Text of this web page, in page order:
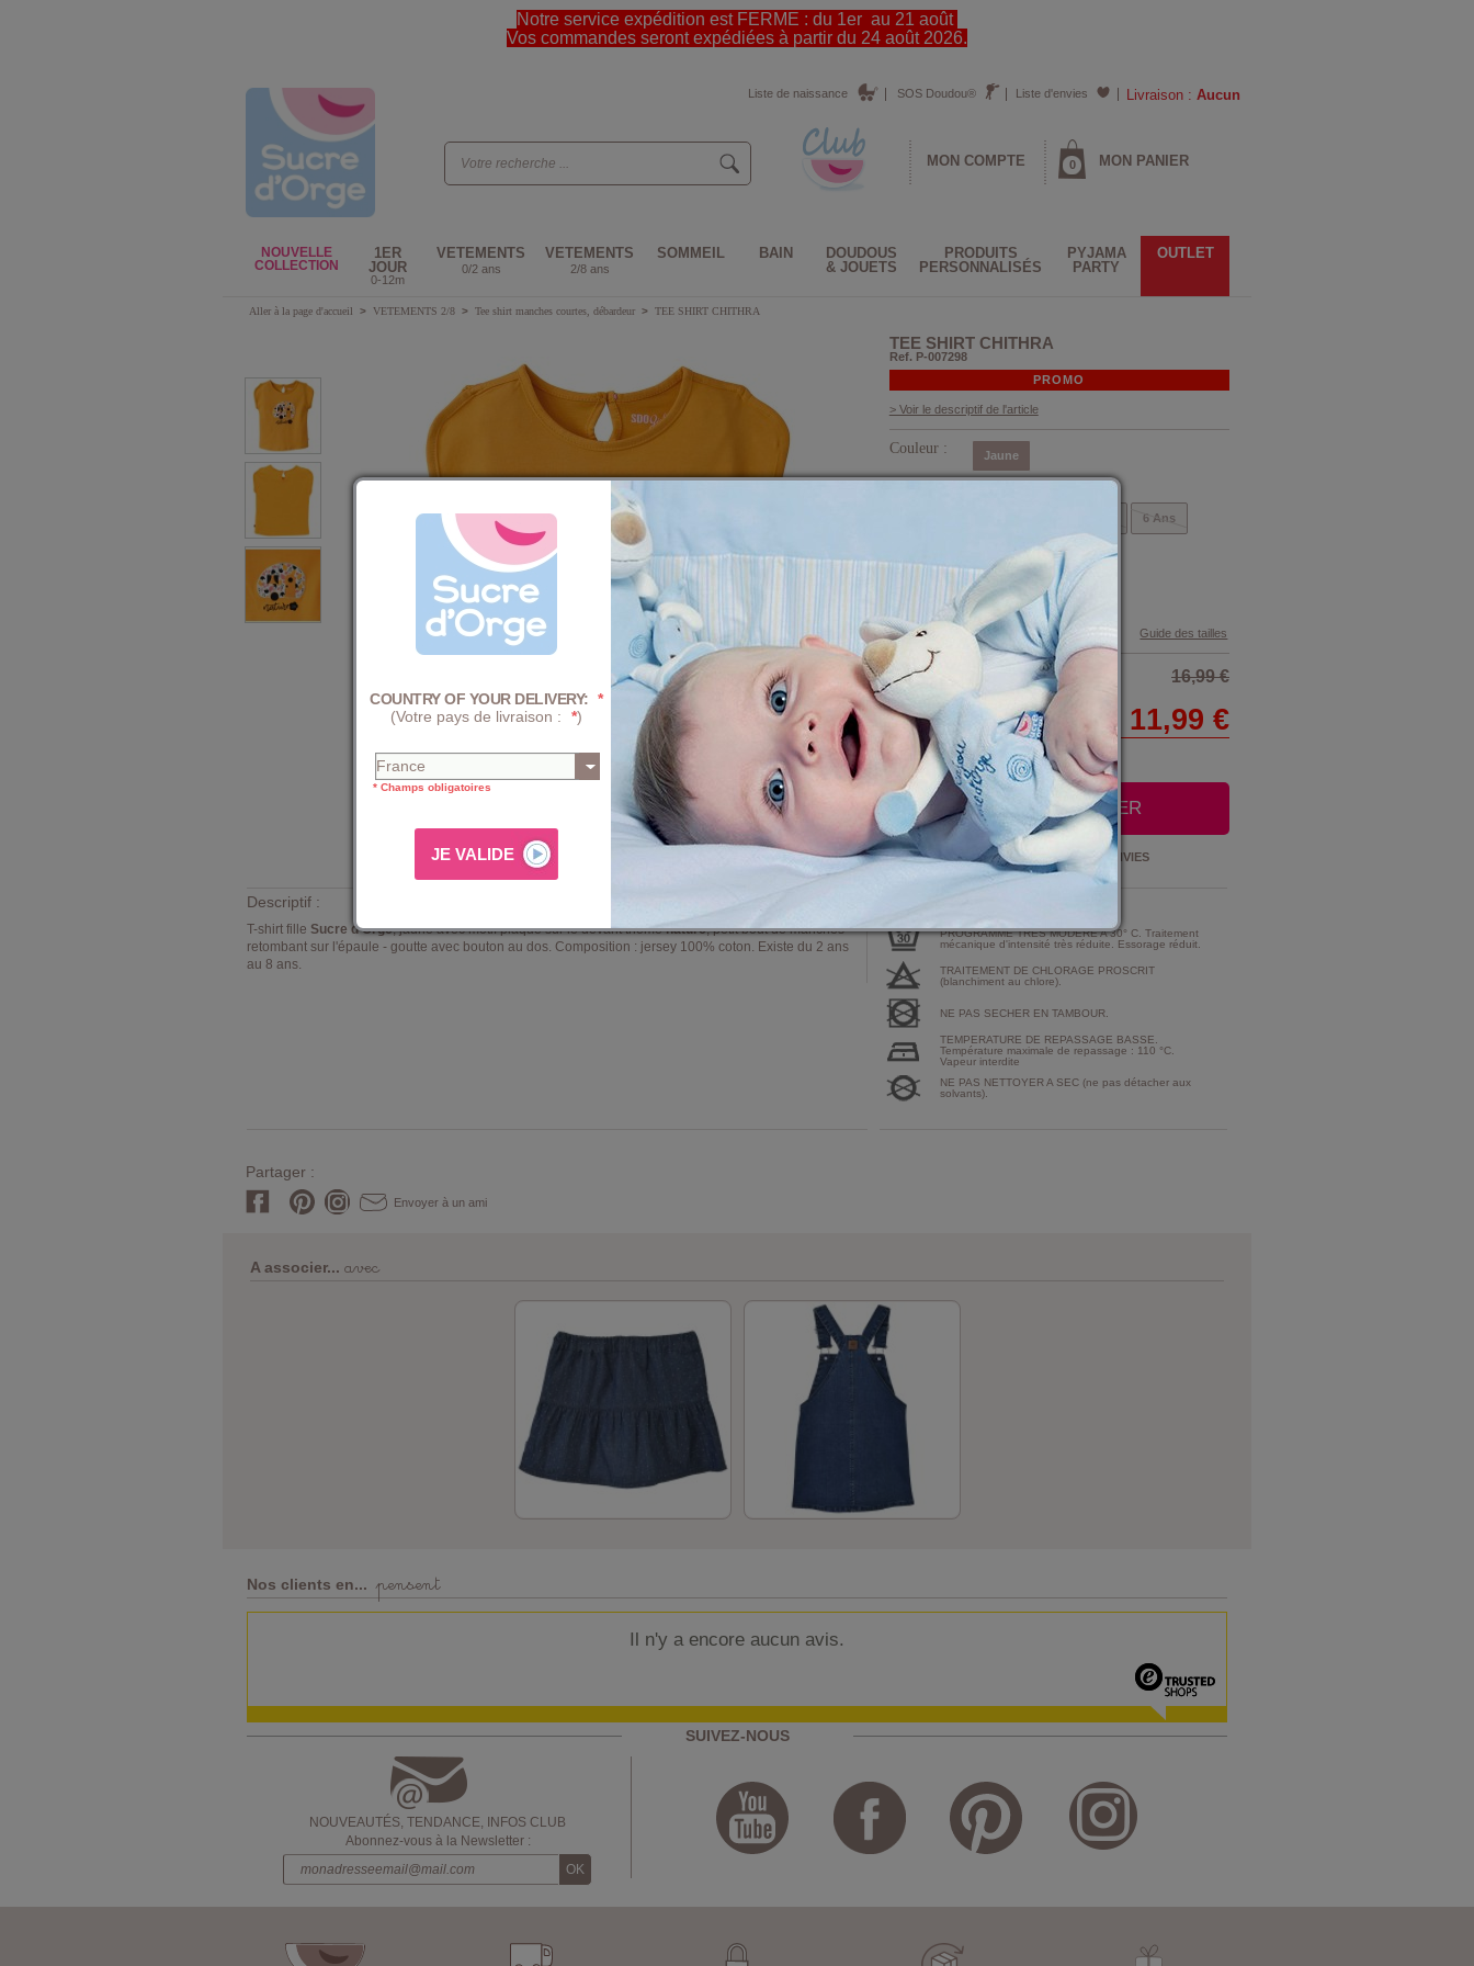
Notre service expédition est FERME : du 1er au 21 août
Vos commandes seront expédiées à partir du 24 août 2026.
Livraison : Aucun
Liste d'envies
SOS Doudou®
Liste de naissance
MON COMPTE 0 MON PANIER
NOUVELLE
COLLECTION
1ER
JOUR
0-12m
VETEMENTS
0/2 ans
VETEMENTS
2/8 ans
SOMMEIL BAIN
DOUDOUS
& JOUETS
PRODUITS
PERSONNALISÉS
PYJAMA
PARTY
OUTLET
Aller à la page d'accueil > VETEMENTS 2/8 > Tee shirt manches courtes, débardeur > TEE SHIRT CHITHRA
TEE SHIRT CHITHRA
Ref. P-007298
PROMO
> Voir le descriptif de l'article
Couleur : Jaune
6 Ans
Quantité :
-
Guide des tailles
16,99 €
Prix -29% 11,99 €
AJOUTER AU PANIER
Ajouter à laLISTE D'ENVIES
Descriptif :
T-shirt fille Sucre d'Orge, jaune avec motif plaqué sur le devant thèmenature, petit bout de manches
retombant sur l'épaule - goutte avec bouton au dos. Composition : jersey 100% coton. Existe du 2 ans
au 8 ans.
PROGRAMME TRES MODERE A 30° C. Traitement
mécanique d'intensité très réduite. Essorage réduit.
TRAITEMENT DE CHLORAGE PROSCRIT
(blanchiment au chlore).
NE PAS SECHER EN TAMBOUR.
TEMPERATURE DE REPASSAGE BASSE.
Température maximale de repassage : 110 °C.
Vapeur interdite
NE PAS NETTOYER A SEC (ne pas détacher aux
solvants).
Partager :
Envoyer à un ami
A associer...
Nos clients en... pensent
Il n'y a encore aucun avis.
SUIVEZ-NOUS
NOUVEAUTÉS, TENDANCE, INFOS CLUB
Abonnez-vous à la Newsletter :
COUNTRY OF YOUR DELIVERY: *
(Votre pays de livraison :
*)
* Champs obligatoires